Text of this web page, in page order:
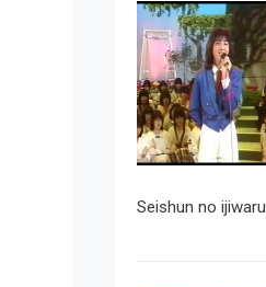
Seishun no ijiwaru